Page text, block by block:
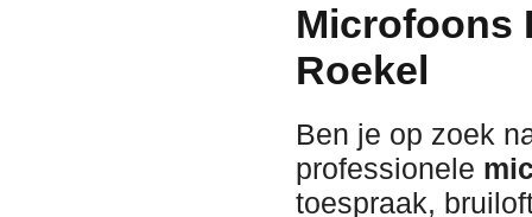
Microfoons
Roekel
Ben je op zoek
professionele
toespraak,